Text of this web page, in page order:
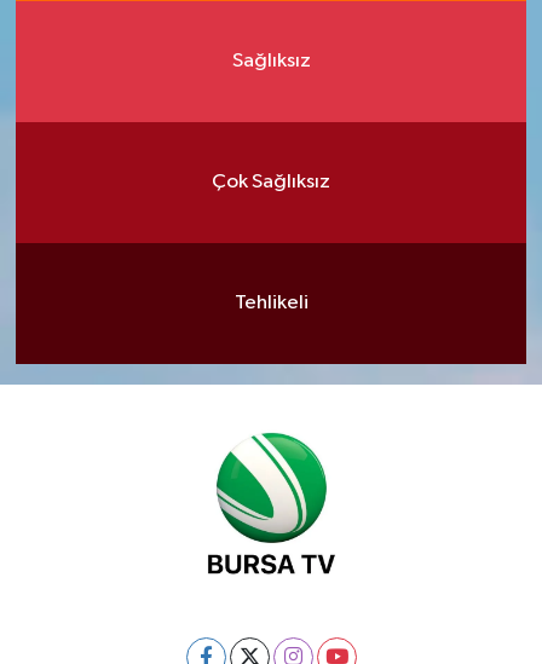
Sağlıksız
Çok Sağlıksız
Tehlikeli